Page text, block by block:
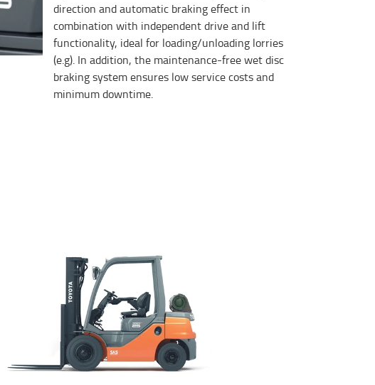
direction and automatic braking effect in
combination with independent drive and lift
functionality, ideal for loading/unloading lorries
(e.g). In addition, the maintenance-free wet disc
braking system ensures low service costs and
minimum downtime.